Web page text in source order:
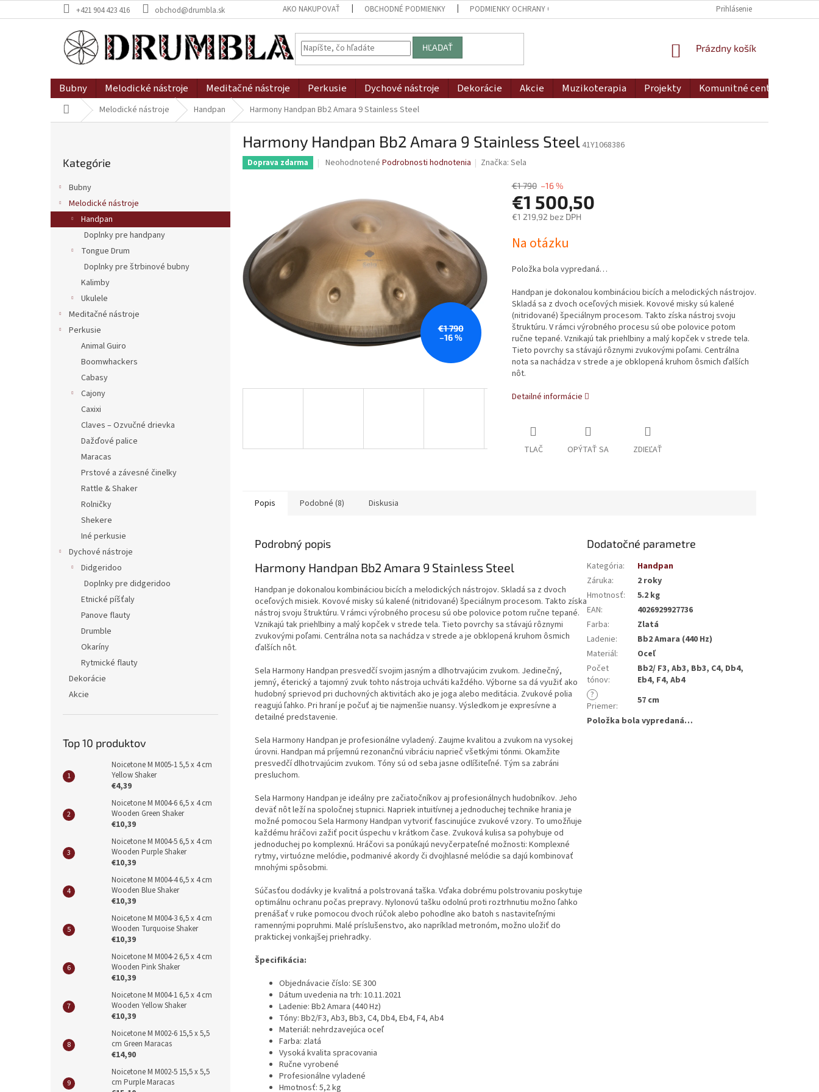
na
+421 904 423 416 obchod@drumbla.sk AKO NAKUPOVAŤ OBCHODNÉ PODMIENKY PODMIENKY OCHRANY OSOBNÝCH ÚDAJOV MOJA OBJEDNÁVKA
Prihlásenie
HĽADAŤ
NÁKUPNÝ
Prázdny košík
Bubny Melodické nástroje Meditačné nástroje Perkusie Dychové nástroje Dekorácie Akcie Muzikoterapia Projekty Komunitné centrum
DomovMelodické nástroje Handpan Harmony Handpan Bb2 Amara 9 Stainless Steel
a
kategórie
Kategórie
Bubny
Melodické nástroje
Handpan
Doplnky pre handpany
Tongue Drum
Doplnky pre štrbinové bubny
Kalimby
Ukulele
Meditačné nástroje
Perkusie
Animal Guiro
Boomwhackers
Cabasy
Cajony
Caxixi
Claves – Ozvučné drievka
Dažďové palice
Maracas
Prstové a závesné činelky
Rattle & Shaker
Rolničky
Shekere
Iné perkusie
Dychové nástroje
Didgeridoo
Doplnky pre didgeridoo
Etnické píšťaly
Panove flauty
Drumble
Okaríny
Rytmické flauty
Dekorácie
Akcie
Top 10 produktov
Noicetone M M005-1 5,5 x 4 cm
Yellow Shaker
€4,39
Noicetone M M004-6 6,5 x 4 cm
Wooden Green Shaker
€10,39
Noicetone M M004-5 6,5 x 4 cm
Wooden Purple Shaker
€10,39
Noicetone M M004-4 6,5 x 4 cm
Wooden Blue Shaker
€10,39
Noicetone M M004-3 6,5 x 4 cm
Wooden Turquoise Shaker
€10,39
Noicetone M M004-2 6,5 x 4 cm
Wooden Pink Shaker
€10,39
Noicetone M M004-1 6,5 x 4 cm
Wooden Yellow Shaker
€10,39
Noicetone M M002-6 15,5 x 5,5
cm Green Maracas
€14,90
Noicetone M M002-5 15,5 x 5,5
cm Purple Maracas
Harmony Handpan Bb2 Amara 9 Stainless Steel 41Y1068386
Doprava zdarma
Priemerné
0,0
hviezdičiek.
Neohodnotené Podrobnosti hodnotenia Značka:Sela
€1 790
–16 %
€1 790 –16 %
€1 500,50
€1 219,92 bez DPH
cena:
Na otázku
Položka bola vypredaná…
Handpan je dokonalou kombináciou bicích a melodických nástrojov.
Skladá sa z dvoch oceľových misiek. Kovové misky sú kalené
(nitridované) špeciálnym procesom. Takto získa nástroj svoju
štruktúru. V rámci výrobného procesu sú obe polovice potom
ručne tepané. Vznikajú tak priehlbiny a malý kopček v strede tela.
Tieto povrchy sa stávajú rôznymi zvukovými poľami. Centrálna
nota sa nachádza v strede a je obklopená kruhom ôsmich ďalších
nôt.
Detailné informácie
TLAČ OPÝTAŤ SA ZDIEĽAŤ
Popis Podobné (8) Diskusia
Podrobný popis
Harmony Handpan Bb2 Amara 9 Stainless Steel
Handpan je dokonalou kombináciou bicích a melodických nástrojov. Skladá sa z dvoch
oceľových misiek. Kovové misky sú kalené (nitridované) špeciálnym procesom. Takto získa
nástroj svoju štruktúru. V rámci výrobného procesu sú obe polovice potom ručne tepané.
Vznikajú tak priehlbiny a malý kopček v strede tela. Tieto povrchy sa stávajú rôznymi
zvukovými poľami. Centrálna nota sa nachádza v strede a je obklopená kruhom ôsmich
ďalších nôt.
Sela Harmony Handpan presvedčí svojim jasným a dlhotrvajúcim zvukom. Jedinečný,
jemný, éterický a tajomný zvuk tohto nástroja uchváti každého. Výborne sa dá využiť ako
hudobný sprievod pri duchovných aktivitách ako je joga alebo meditácia. Zvukové polia
reagujú ľahko. Pri hraní je počuť aj tie najmenšie nuansy. Výsledkom je expresívne a
detailné predstavenie.
Sela Harmony Handpan je profesionálne vyladený. Zaujme kvalitou a zvukom na vysokej
úrovni. Handpan má príjemnú rezonančnú vibráciu naprieč všetkými tónmi. Okamžite
presvedčí dlhotrvajúcim zvukom. Tóny sú od seba jasne odlíšiteľné. Tým sa zabráni
presluchom.
Sela Harmony Handpan je ideálny pre začiatočníkov aj profesionálnych hudobníkov. Jeho
deväť nôt leží na spoločnej stupnici. Napriek intuitívnej a jednoduchej technike hrania je
možné pomocou Sela Harmony Handpan vytvoriť fascinujúce zvukové vzory. To umožňuje
každému hráčovi zažiť pocit úspechu v krátkom čase. Zvuková kulisa sa pohybuje od
jednoduchej po komplexnú. Hráčovi sa ponúkajú nevyčerpateľné možnosti: Komplexné
rytmy, virtuózne melódie, podmanivé akordy či dvojhlasné melódie sa dajú kombinovať
mnohými spôsobmi.
Súčasťou dodávky je kvalitná a polstrovaná taška. Vďaka dobrému polstrovaniu poskytuje
optimálnu ochranu počas prepravy. Nylonovú tašku odolnú proti roztrhnutiu možno ľahko
prenášať v ruke pomocou dvoch rúčok alebo pohodlne ako batoh s nastaviteľnými
ramennými popruhmi. Malé príslušenstvo, ako napríklad metronóm, možno uložiť do
praktickej vonkajšej priehradky.
Špecifikácia:
Objednávacie číslo: SE 300
Dátum uvedenia na trh: 10.11.2021
Ladenie: Bb2 Amara (440 Hz)
Tóny: Bb2/F3, Ab3, Bb3, C4, Db4, Eb4, F4, Ab4
Materiál: nehrdzavejúca oceľ
Farba: zlatá
Vysoká kvalita spracovania
Ručne vyrobené
Profesionálne vyladené
Hmotnosť: 5,2 kg
Dodatočné parametre
Kategória:
Handpan
Záruka:
2 roky
Hmotnosť:
5.2 kg
EAN:
4026929927736
Farba:
Zlatá
Ladenie:
Bb2 Amara (440 Hz)
Materiál:
Oceľ
Počet
tónov:
Bb2/ F3, Ab3, Bb3, C4, Db4,
Eb4, F4, Ab4
?
Priemer:
57 cm
Položka bola vypredaná…